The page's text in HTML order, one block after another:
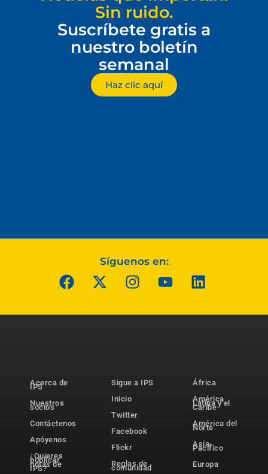
Sin ruido.
Suscríbete gratis a
nuestro boletín
semanal
Haz clic aquí
Síguenos en:
Acerca de
IPS
Nuestros
socios
Contáctenos
Apóyenos
¿Quieres
publicar
notas de
IPS?
Sigue a IPS
Inicio
Twitter
Facebook
Flickr
Reglas de
comunidad
África
América
Latina y el
Caribe
América del
Norte
Asia-
Pacífico
Europa